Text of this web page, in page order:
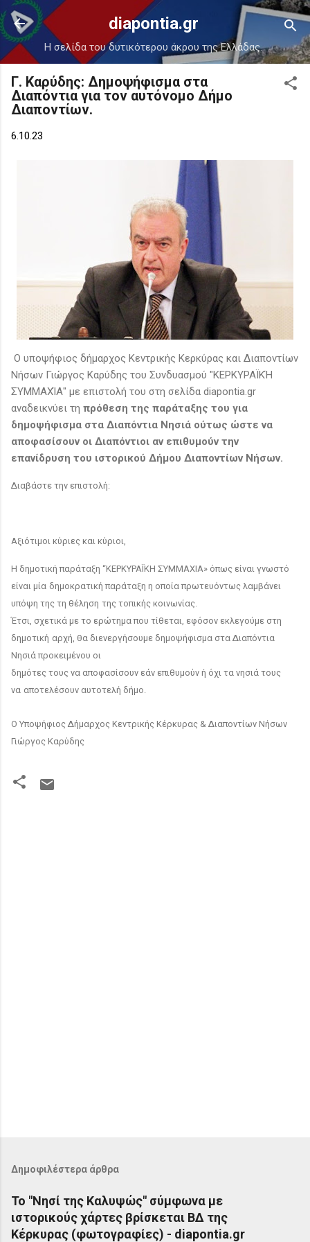
Μετάβαση στο κύριο περιεχόμενο
diapontia.gr
Η σελίδα του δυτικότερου άκρου της Ελλάδας.
Γ. Καρύδης: Δημοψήφισμα στα
Διαπόντια για τον αυτόνομο Δήμο
Διαποντίων.
6.10.23
Ο υποψήφιος δήμαρχος Κεντρικής Κερκύρας και Διαποντίων
Νήσων Γιώργος Καρύδης του Συνδυασμού "ΚΕΡΚΥΡΑΪΚΉ
ΣΥΜΜΑΧΊΑ" με επιστολή του στη σελίδα diapontia.gr
αναδεικνύει τη πρόθεση της παράταξης του για
δημοψήφισμα στα Διαπόντια Νησιά ούτως ώστε να
αποφασίσουν οι Διαπόντιοι αν επιθυμούν την
επανίδρυση του ιστορικού Δήμου Διαποντίων Νήσων.
Διαβάστε την επιστολή:
Αξιότιμοι κύριες και κύριοι,
Η δημοτική παράταξη “ΚΕΡΚΥΡΑΪΚΗ ΣΥΜΜΑΧΙΑ» όπως είναι γνωστό
είναι μία δημοκρατική παράταξη η οποία πρωτευόντως λαμβάνει
υπόψη της τη θέληση της τοπικής κοινωνίας.
Έτσι, σχετικά με το ερώτημα που τίθεται, εφόσον εκλεγούμε στη
δημοτική αρχή, θα διενεργήσουμε δημοψήφισμα στα Διαπόντια
Νησιά προκειμένου οι
δημότες τους να αποφασίσουν εάν επιθυμούν ή όχι τα νησιά τους
να αποτελέσουν αυτοτελή δήμο.
Ο Υποψήφιος Δήμαρχος Κεντρικής Κέρκυρας & Διαποντίων Νήσων
Γιώργος Καρύδης
Δημοφιλέστερα άρθρα
Το "Νησί της Καλυψώς" σύμφωνα με
ιστορικούς χάρτες βρίσκεται ΒΔ της
Κέρκυρας (φωτογραφίες) - diapontia.gr